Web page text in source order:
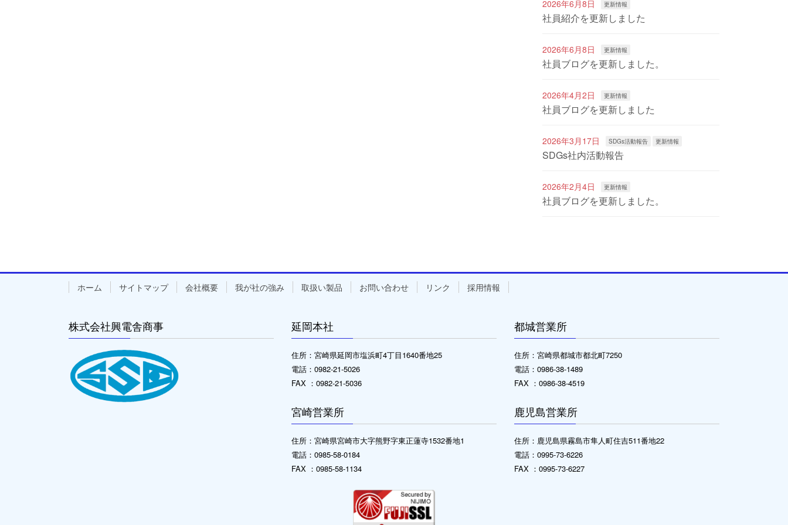
2026年6月8日 更新情報
社員紹介を更新しました
2026年6月8日 更新情報
社員ブログを更新しました。
2026年4月2日 更新情報
社員ブログを更新しました
2026年3月17日 SDGs活動報告 更新情報
SDGs社内活動報告
2026年2月4日 更新情報
社員ブログを更新しました。
ホーム サイトマップ 会社概要 我が社の強み 取扱い製品 お問い合わせ リンク 採用情報
株式会社興電舎商事 延岡本社
住所：宮崎県延岡市塩浜町4丁目1640番地25
電話：0982-21-5026
FAX ：0982-21-5036
宮崎営業所
住所：宮崎県宮崎市大字熊野字東正蓮寺1532番地1
電話：0985-58-0184
FAX ：0985-58-1134
都城営業所
住所：宮崎県都城市都北町7250
電話：0986-38-1489
FAX ：0986-38-4519
鹿児島営業所
住所：鹿児島県霧島市隼人町住吉511番地22
電話：0995-73-6226
FAX ：0995-73-6227